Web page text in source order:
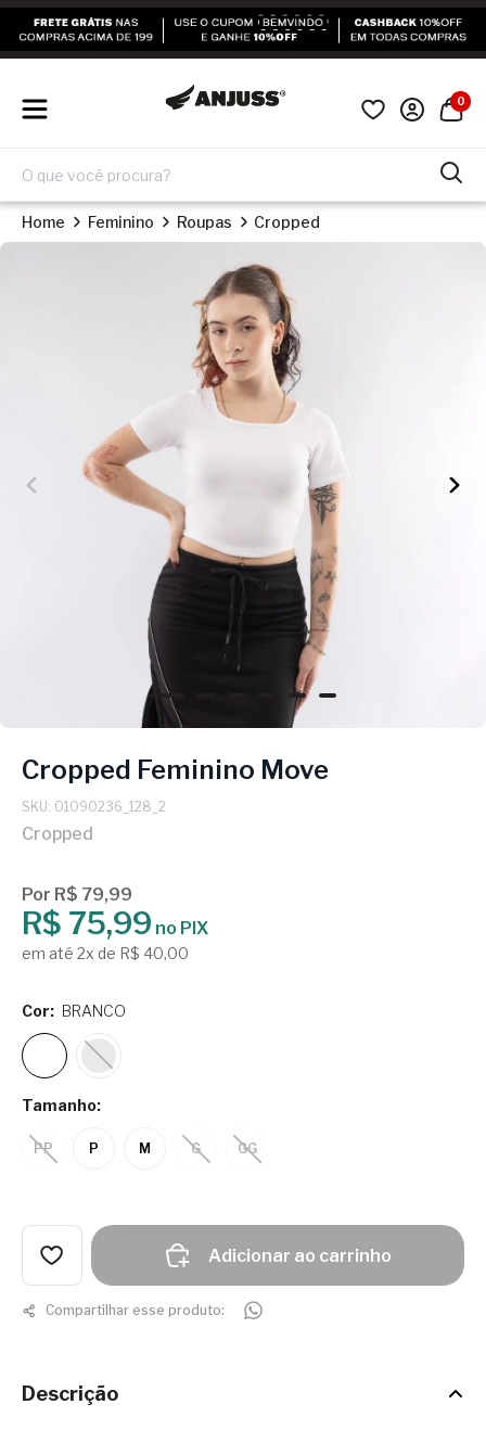
0
Home Feminino Roupas Cropped
Cropped Feminino Move
SKU: 01090236_128_2
Cropped
Por R$ 79,99
R$ 75,99 no PIX
em até 2x de R$ 40,00
Tamanho:
PP P M G GG
Cor: BRANCO
Adicionar ao carrinho
Compartilhar esse produto:
Descrição